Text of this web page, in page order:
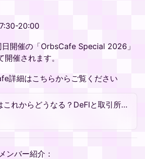
20:00
開催の「OrbsCafe Special 2026」
催されます。
詳細はこちらからご覧ください
暗号資産はこれからどうなる？DeFIと取引所から聴くリアル ― OrbsCafe Tokyo Special 2026
ンバー紹介：